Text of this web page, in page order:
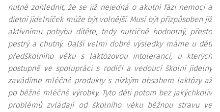
nutné zohlednit, že se již nejedná o akutní fázi nemoci a
dietní jídelníček může být volnější. Musí být přizpůsoben již
aktivnímu pohybu dítěte, tedy nutričně hodnotný, přesto
pestrý a chutný. Další velmi dobré výsledky máme u dětí
předškolního věku s laktózovou intolerancí, u kterých
postupně ve spolupráci s rodiči a vedoucí školní jídelny
zavádíme mléčné produkty s nízkým obsahem laktózy až
po běžné mléčné výrobky. Tyto děti potom bez jakýchkoliv
problémů zvládají od školního věku běžnou stravu ve